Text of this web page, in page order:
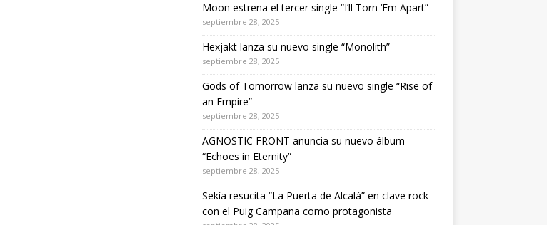
Moon estrena el tercer single “I’ll Torn ‘Em Apart”
septiembre 28, 2025
Hexjakt lanza su nuevo single “Monolith”
septiembre 28, 2025
Gods of Tomorrow lanza su nuevo single “Rise of
an Empire”
septiembre 28, 2025
AGNOSTIC FRONT anuncia su nuevo álbum
“Echoes in Eternity”
septiembre 28, 2025
Sekía resucita “La Puerta de Alcalá” en clave rock
con el Puig Campana como protagonista